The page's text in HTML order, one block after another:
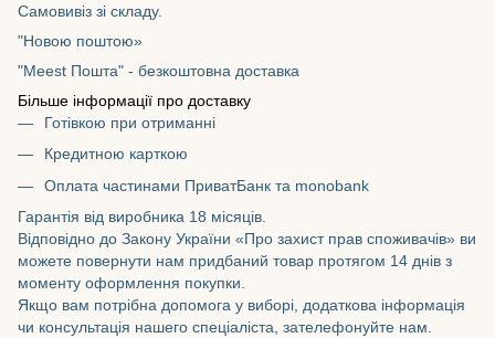
Самовивіз зі складу.
"Новою поштою»
"Meest Пошта" - безкоштовна доставка
Більше інформації про доставку
Готівкою при отриманні
Кредитною карткою
Оплата частинами ПриватБанк та monobank
Гарантія від виробника 18 місяців.
Відповідно до Закону України «Про захист прав споживачів» ви
можете повернути нам придбаний товар протягом 14 днів з
моменту оформлення покупки.
Якщо вам потрібна допомога у виборі, додаткова інформація
чи консультація нашего спеціаліста, зателефонуйте нам.